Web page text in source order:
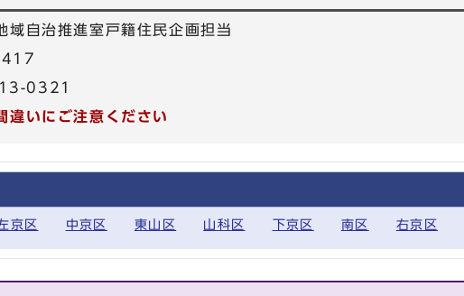
域自治推進室戸籍住民企画担当
0321
違いにご注意ください
京区 中京区 東山区 山科区 下京区 南区 右京区